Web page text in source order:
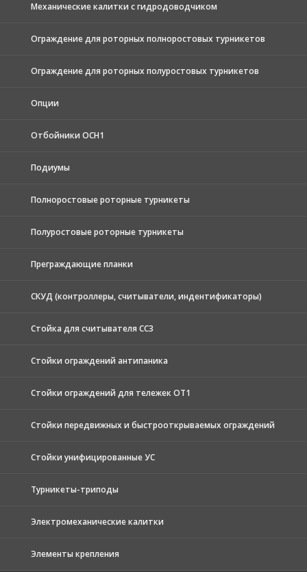
Механические калитки с гидродоводчиком
Ограждение для роторных полноростовых турникетов
Ограждение для роторных полуростовых турникетов
Опции
Отбойники ОСН1
Подиумы
Полноростовые роторные турникеты
Полуростовые роторные турникеты
Преграждающие планки
СКУД (контроллеры, считыватели, индентификаторы)
Стойка для считывателя СС3
Стойки ограждений антипаника
Стойки ограждений для тележек ОТ1
Стойки передвижных и быстрооткрываемых ограждений
Стойки унифицированные УС
Турникеты-триподы
Электромеханические калитки
Элементы крепления